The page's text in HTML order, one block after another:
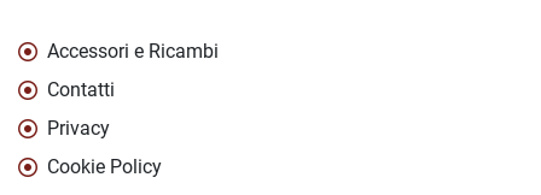
Accessori e Ricambi
Contatti
Privacy
Cookie Policy